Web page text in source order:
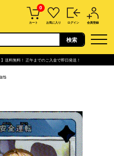
0
カート お気に入り ログイン 会員登録
送料無料！ 正午までのご入金で即日発送！